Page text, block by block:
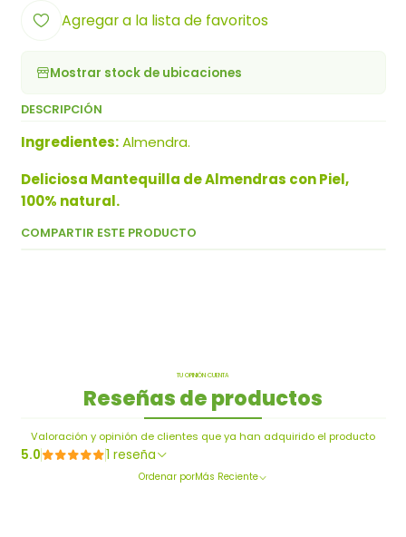
Agregar a la lista de favoritos
Mostrar stock de ubicaciones
DESCRIPCIÓN
Ingredientes:Almendra.
Deliciosa Mantequilla de Almendras con Piel,
100% natural.
COMPARTIR ESTE PRODUCTO
TU OPINIÓN CUENTA
Reseñas de productos
Valoración y opinión de clientes que ya han adquirido el producto
5.0 1 reseña
Ordenar porMás Reciente